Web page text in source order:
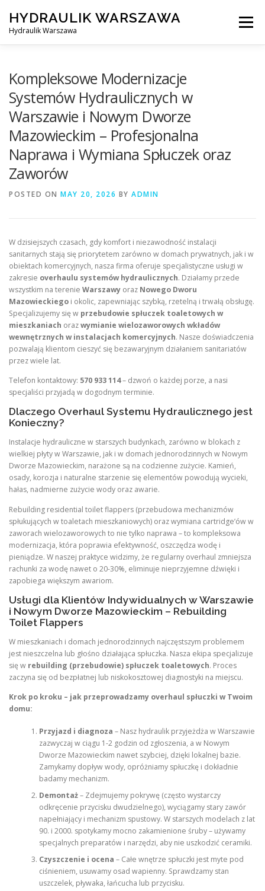
content
HYDRAULIK WARSZAWA
Hydraulik Warszawa
Menu
OBSŁUGIWANE LOKALIZACJE – WARSZAWA I OKOLICE
KONTAKT
Kompleksowe Modernizacje
Systemów Hydraulicznych w
Warszawie i Nowym Dworze
Mazowieckim – Profesjonalna
Naprawa i Wymiana Spłuczek oraz
Zaworów
POSTED ON MAY 20, 2026 BY ADMIN
W dzisiejszych czasach, gdy komfort i niezawodność instalacji
sanitarnych stają się priorytetem zarówno w domach prywatnych, jak i w
obiektach komercyjnych, nasza firma oferuje specjalistyczne usługi w
zakresie overhaulu systemów hydraulicznych. Działamy przede
wszystkim na terenie Warszawy oraz Nowego Dworu
Mazowieckiego i okolic, zapewniając szybką, rzetelną i trwałą obsługę.
Specjalizujemy się w przebudowie spłuczek toaletowych w
mieszkaniach orazwymianie wielozaworowych wkładów
wewnętrznych w instalacjach komercyjnych. Nasze doświadczenia
pozwalają klientom cieszyć się bezawaryjnym działaniem sanitariatów
przez wiele lat.
Telefon kontaktowy: 570 933 114– dzwoń o każdej porze, a nasi
specjaliści przyjadą w dogodnym terminie.
Dlaczego Overhaul Systemu Hydraulicznego jest
Konieczny?
Instalacje hydrauliczne w starszych budynkach, zarówno w blokach z
wielkiej płyty w Warszawie, jak i w domach jednorodzinnych w Nowym
Dworze Mazowieckim, narażone są na codzienne zużycie. Kamień,
osady, korozja i naturalne starzenie się elementów powodują wycieki,
hałas, nadmierne zużycie wody oraz awarie.
Rebuilding residential toilet flappers (przebudowa mechanizmów
spłukujących w toaletach mieszkaniowych) oraz wymiana cartridge’ów w
zaworach wielozaworowych to nie tylko naprawa – to kompleksowa
modernizacja, która poprawia efektywność, oszczędza wodę i
pieniądze. W naszej praktyce widzimy, że regularny overhaul zmniejsza
rachunki za wodę nawet o 20-30%, eliminuje nieprzyjemne dźwięki i
zapobiega większym awariom.
Usługi dla Klientów Indywidualnych w Warszawie
i Nowym Dworze Mazowieckim – Rebuilding
Toilet Flappers
W mieszkaniach i domach jednorodzinnych najczęstszym problemem
jest nieszczelna lub głośno działająca spłuczka. Nasza ekipa specjalizuje
się w rebuilding (przebudowie) spłuczek toaletowych. Proces
zaczyna się od bezpłatnej lub niskokosztowej diagnostyki na miejscu.
Krok po kroku – jak przeprowadzamy overhaul spłuczki w Twoim
domu:
Przyjazd i diagnoza – Nasz hydraulik przyjeżdża w Warszawie
zazwyczaj w ciągu 1-2 godzin od zgłoszenia, a w Nowym
Dworze Mazowieckim nawet szybciej, dzięki lokalnej bazie.
Zamykamy dopływ wody, opróżniamy spłuczkę i dokładnie
badamy mechanizm.
Demontaż– Zdejmujemy pokrywę (często wystarczy
odkręcenie przycisku dwudzielnego), wyciągamy stary zawór
napełniający i mechanizm spustowy. W starszych modelach z lat
90. i 2000. spotykamy mocno zakamienione śruby – używamy
specjalnych preparatów i narzędzi, aby nie uszkodzić ceramiki.
Czyszczenie i ocena – Całe wnętrze spłuczki jest myte pod
ciśnieniem, usuwamy osad wapienny. Sprawdzamy stan
uszczelek, pływaka, łańcucha lub przycisku.